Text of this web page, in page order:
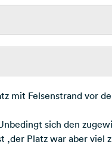
mit Felsenstrand vor
sich den
Platz war aber viel